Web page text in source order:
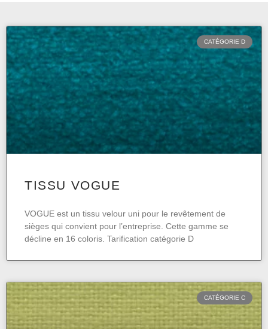
CATÉGORIE D
TISSU VOGUE
VOGUE est un tissu velour uni pour le revêtement de
sièges qui convient pour l’entreprise. Cette gamme se
décline en 16 coloris. Tarification catégorie D
CATÉGORIE C